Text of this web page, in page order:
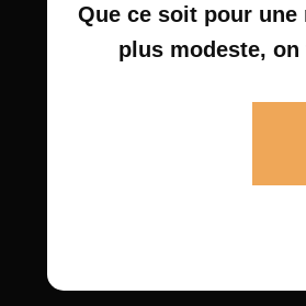
Que ce soit pour
plus modeste,